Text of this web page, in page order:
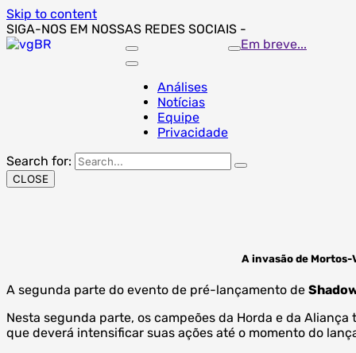
Skip to content
SIGA-NOS EM NOSSAS REDES SOCIAIS -
Análises
Notícias
Equipe
Privacidade
Em breve...
Search for:
CLOSE
A invasão de
A segunda parte do evento de pré-lançamento de
Nesta segunda parte, os campeões da Horda e da
que deverá intensificar suas ações até o momento do